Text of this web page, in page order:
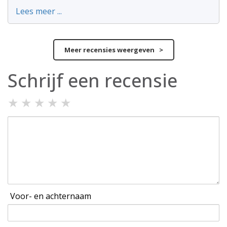
Lees meer ...
Meer recensies weergeven >
Schrijf een recensie
★ ★ ★ ★ ★
Voor- en achternaam